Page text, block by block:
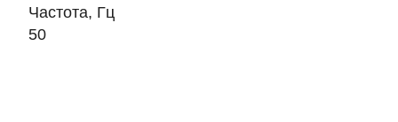
Частота, Гц
50